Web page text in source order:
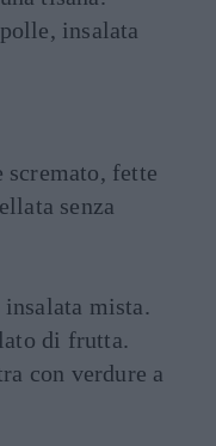
insalata
scremato, fette
senza
insalata mista.
di frutta.
con verdure a